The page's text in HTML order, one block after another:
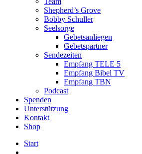
Shepherd’s Grove
Bobby Schuller
Seelsorge
Gebetsanliegen
Gebetspartner
Sendezeiten
Empfang TELE 5
Empfang Bibel TV
Empfang TBN
Podcast
Spenden
Unterstützung
Kontakt
Shop
Start